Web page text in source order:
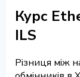
Курс
ILS
Різниця між